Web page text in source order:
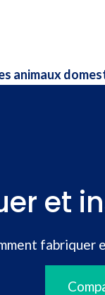
animaux
et
fabriquer